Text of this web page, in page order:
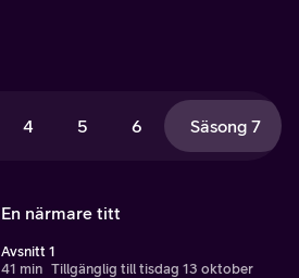
4 5 6 Säsong 7
En närmare titt
Avsnitt 1
41 min Tillgänglig till tisdag 13 oktober